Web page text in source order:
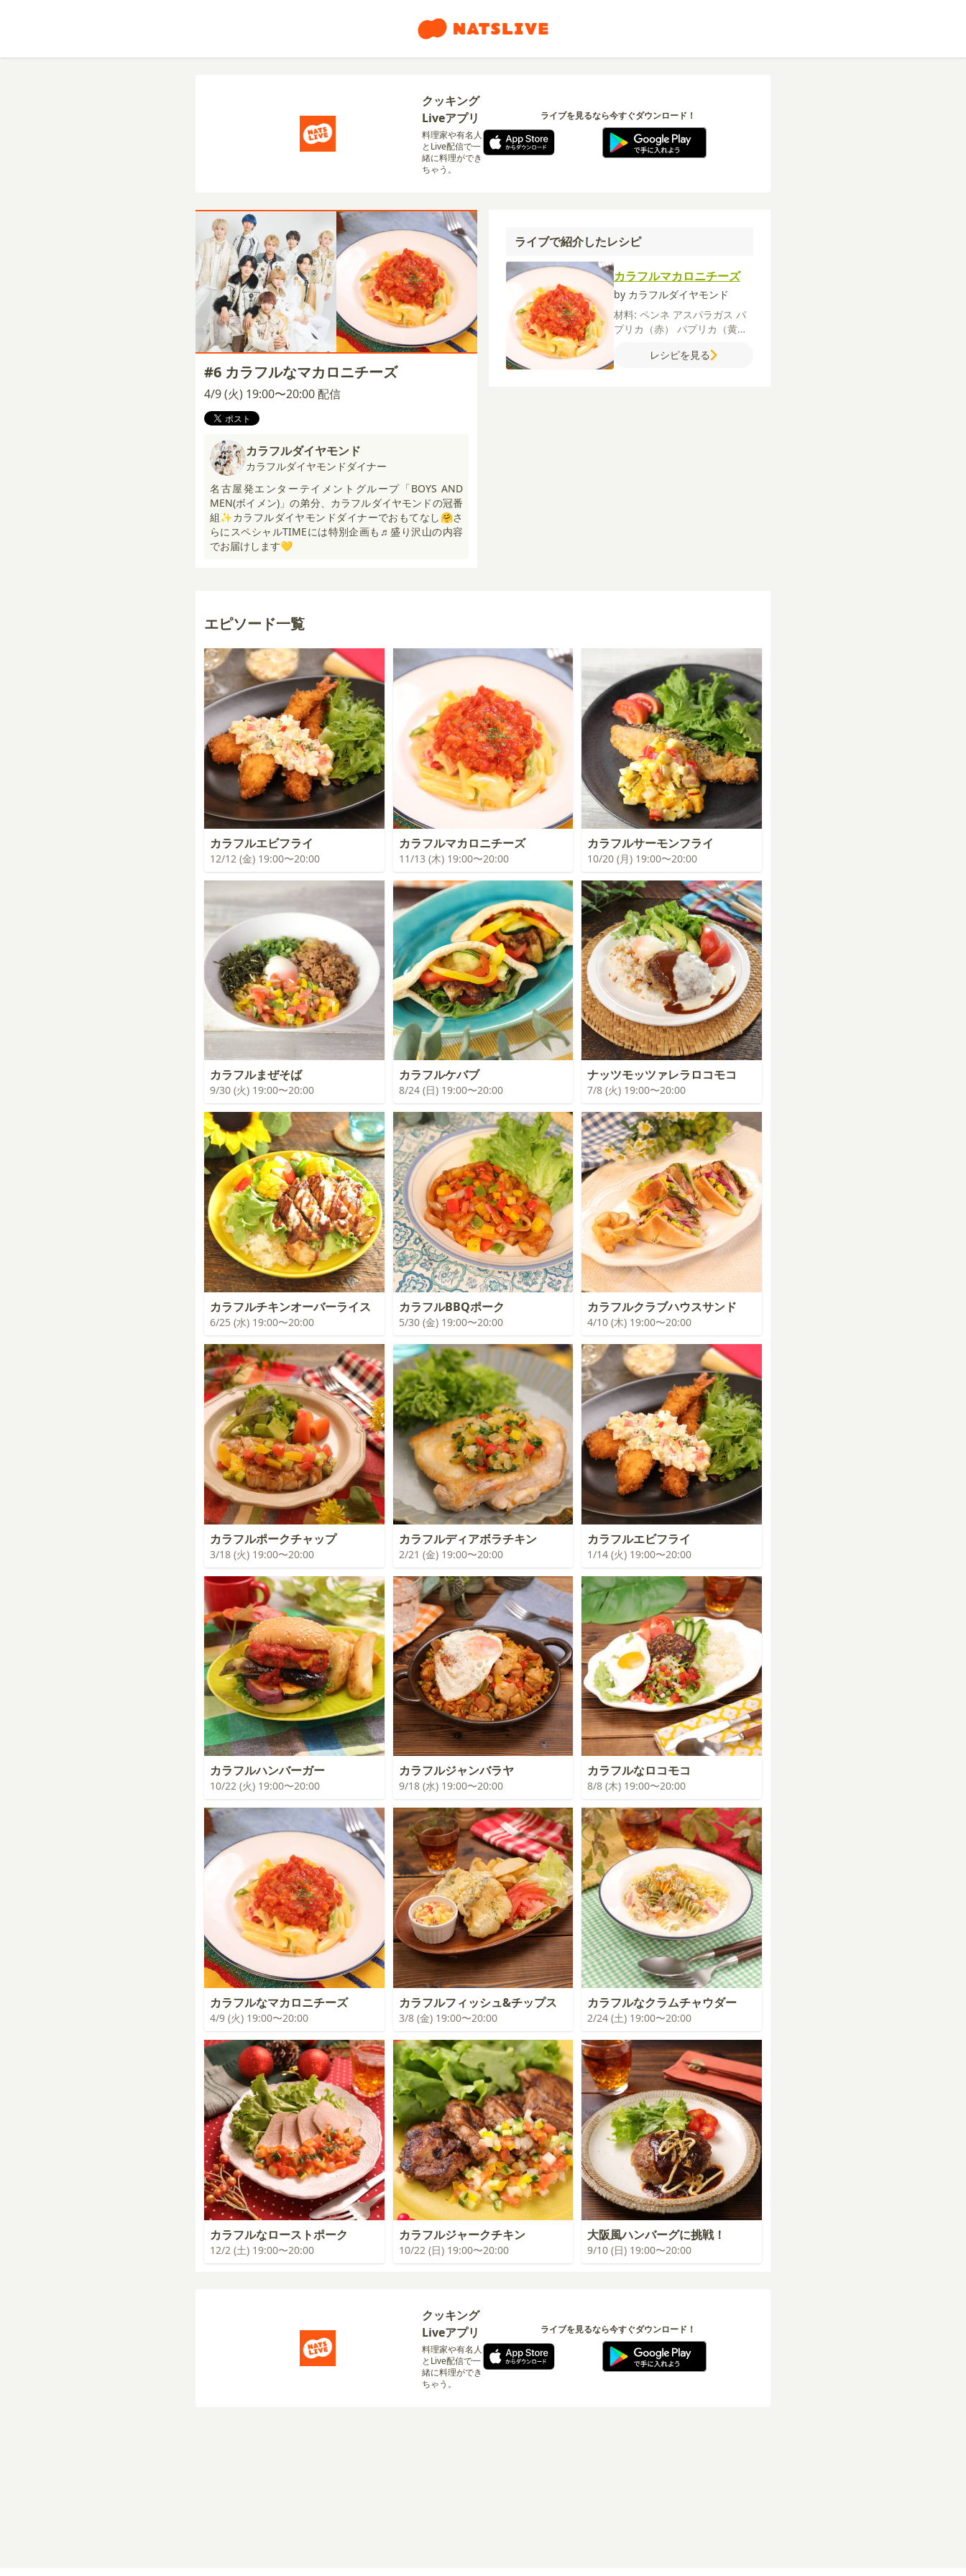
クッキング
Liveアプリ
料理家や有名人
とLive配信で一
緒に料理ができ
ちゃう。
ライブを見るなら今すぐダウンロード！
#6 カラフルなマカロニチーズ
4/9 (火) 19:00〜20:00 配信
カラフルダイヤモンド
カラフルダイヤモンドダイナー
名古屋発エンターテイメントグループ「BOYS AND
MEN(ボイメン)」の弟分、カラフルダイヤモンドの冠番
組✨カラフルダイヤモンドダイナーでおもてなし🤗さ
らにスペシャルTIMEには特別企画も♬盛り沢山の内容
でお届けします💛
ライブで紹介したレシピ
カラフルマカロニチーズ
by カラフルダイヤモンド
材料: ペンネ アスパラガス パ
プリカ（赤） パプリカ（黄）
コンソメ（顆粒）
レシピを見る
エピソード一覧
カラフルエビフライ
12/12 (金) 19:00〜20:00
カラフルマカロニチーズ
11/13 (木) 19:00〜20:00
カラフルサーモンフライ
10/20 (月) 19:00〜20:00
カラフルまぜそば
9/30 (火) 19:00〜20:00
カラフルケバブ
8/24 (日) 19:00〜20:00
ナッツモッツァレラロコモコ
7/8 (火) 19:00〜20:00
カラフルチキンオーバーライス
6/25 (水) 19:00〜20:00
カラフルBBQポーク
5/30 (金) 19:00〜20:00
カラフルクラブハウスサンド
4/10 (木) 19:00〜20:00
カラフルポークチャップ
3/18 (火) 19:00〜20:00
カラフルディアボラチキン
2/21 (金) 19:00〜20:00
カラフルエビフライ
1/14 (火) 19:00〜20:00
カラフルハンバーガー
10/22 (火) 19:00〜20:00
カラフルジャンバラヤ
9/18 (水) 19:00〜20:00
カラフルなロコモコ
8/8 (木) 19:00〜20:00
カラフルなマカロニチーズ
4/9 (火) 19:00〜20:00
カラフルフィッシュ&チップス
3/8 (金) 19:00〜20:00
カラフルなクラムチャウダー
2/24 (土) 19:00〜20:00
カラフルなローストポーク
12/2 (土) 19:00〜20:00
カラフルジャークチキン
10/22 (日) 19:00〜20:00
大阪風ハンバーグに挑戦！
9/10 (日) 19:00〜20:00
クッキング
Liveアプリ
料理家や有名人
とLive配信で一
緒に料理ができ
ちゃう。
ライブを見るなら今すぐダウンロード！